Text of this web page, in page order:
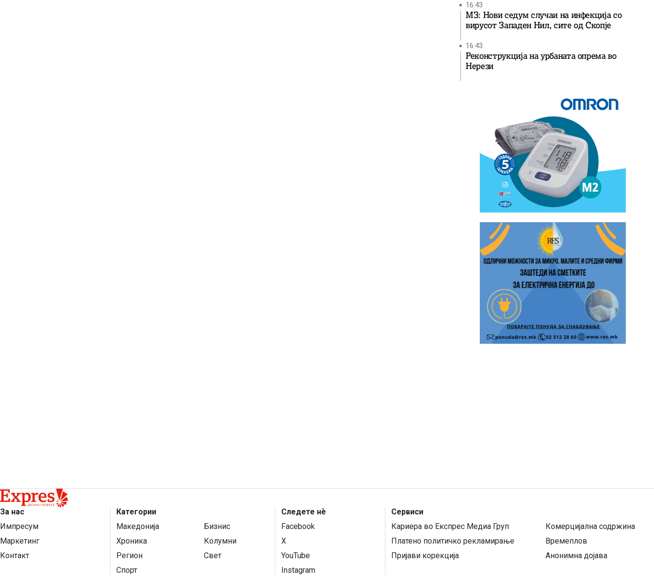
16:43
МЗ: Нови седум случаи на инфекција со
вирусот Западен Нил, сите од Скопје
16:43
Реконструкција на урбаната опрема во
Нерези
За нас
Импресум
Маркетинг
Контакт
Категории
Македонија
Бизнис
Хроника
Колумни
Регион
Свет
Спорт
Следете нѐ
Facebook
X
YouTube
Instagram
Сервиси
Кариера во Експрес Медиа Груп
Комерцијална содржина
Платено политичко рекламирање
Времеплов
Пријави корекција
Анонимна дојава